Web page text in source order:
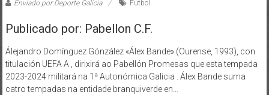
Enviado por:Deporte Galicia Fútbol
Publicado por: Pabellon C.F.
Álejandro Domínguez Gónzález «Álex Bande» (Ourense, 1993), con
titulación UEFA A , dirixirá ao Pabellón Promesas que esta tempada
2023-2024 militará na 1ª Autonómica Galicia . Álex Bande suma
catro tempadas na entidade branquiverde en…